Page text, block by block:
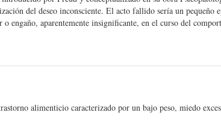
del deseo inconsciente. El acto fallido sería un pequeño
o engaño, aparentemente insignificante, en el curso del
alimenticio caracterizado por un bajo peso, miedo